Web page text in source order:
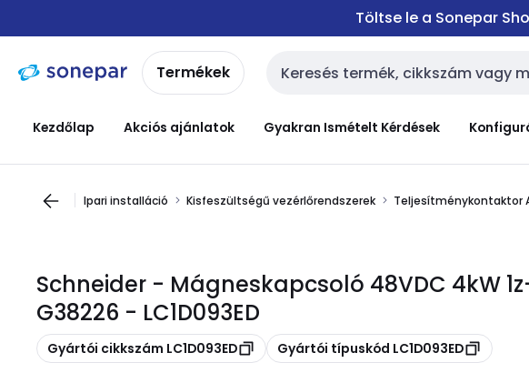
navigációhoztartalomra
Töltse le a Sonepar
Termékek Keresési bemenet
Kezdőlap Akciós ajánlatok Gyakran Ismételt Kérdések
Ipari installáció Kisfeszültségű vezérlőrendszerek Teljesítménykontaktor
Schneider - Mágneskapcsoló 48VDC 4kW
G38226 - LC1D093ED
Másolás
Gyártói cikkszám LC1D093ED Másolás
Gyártói típuskód LC1D093ED